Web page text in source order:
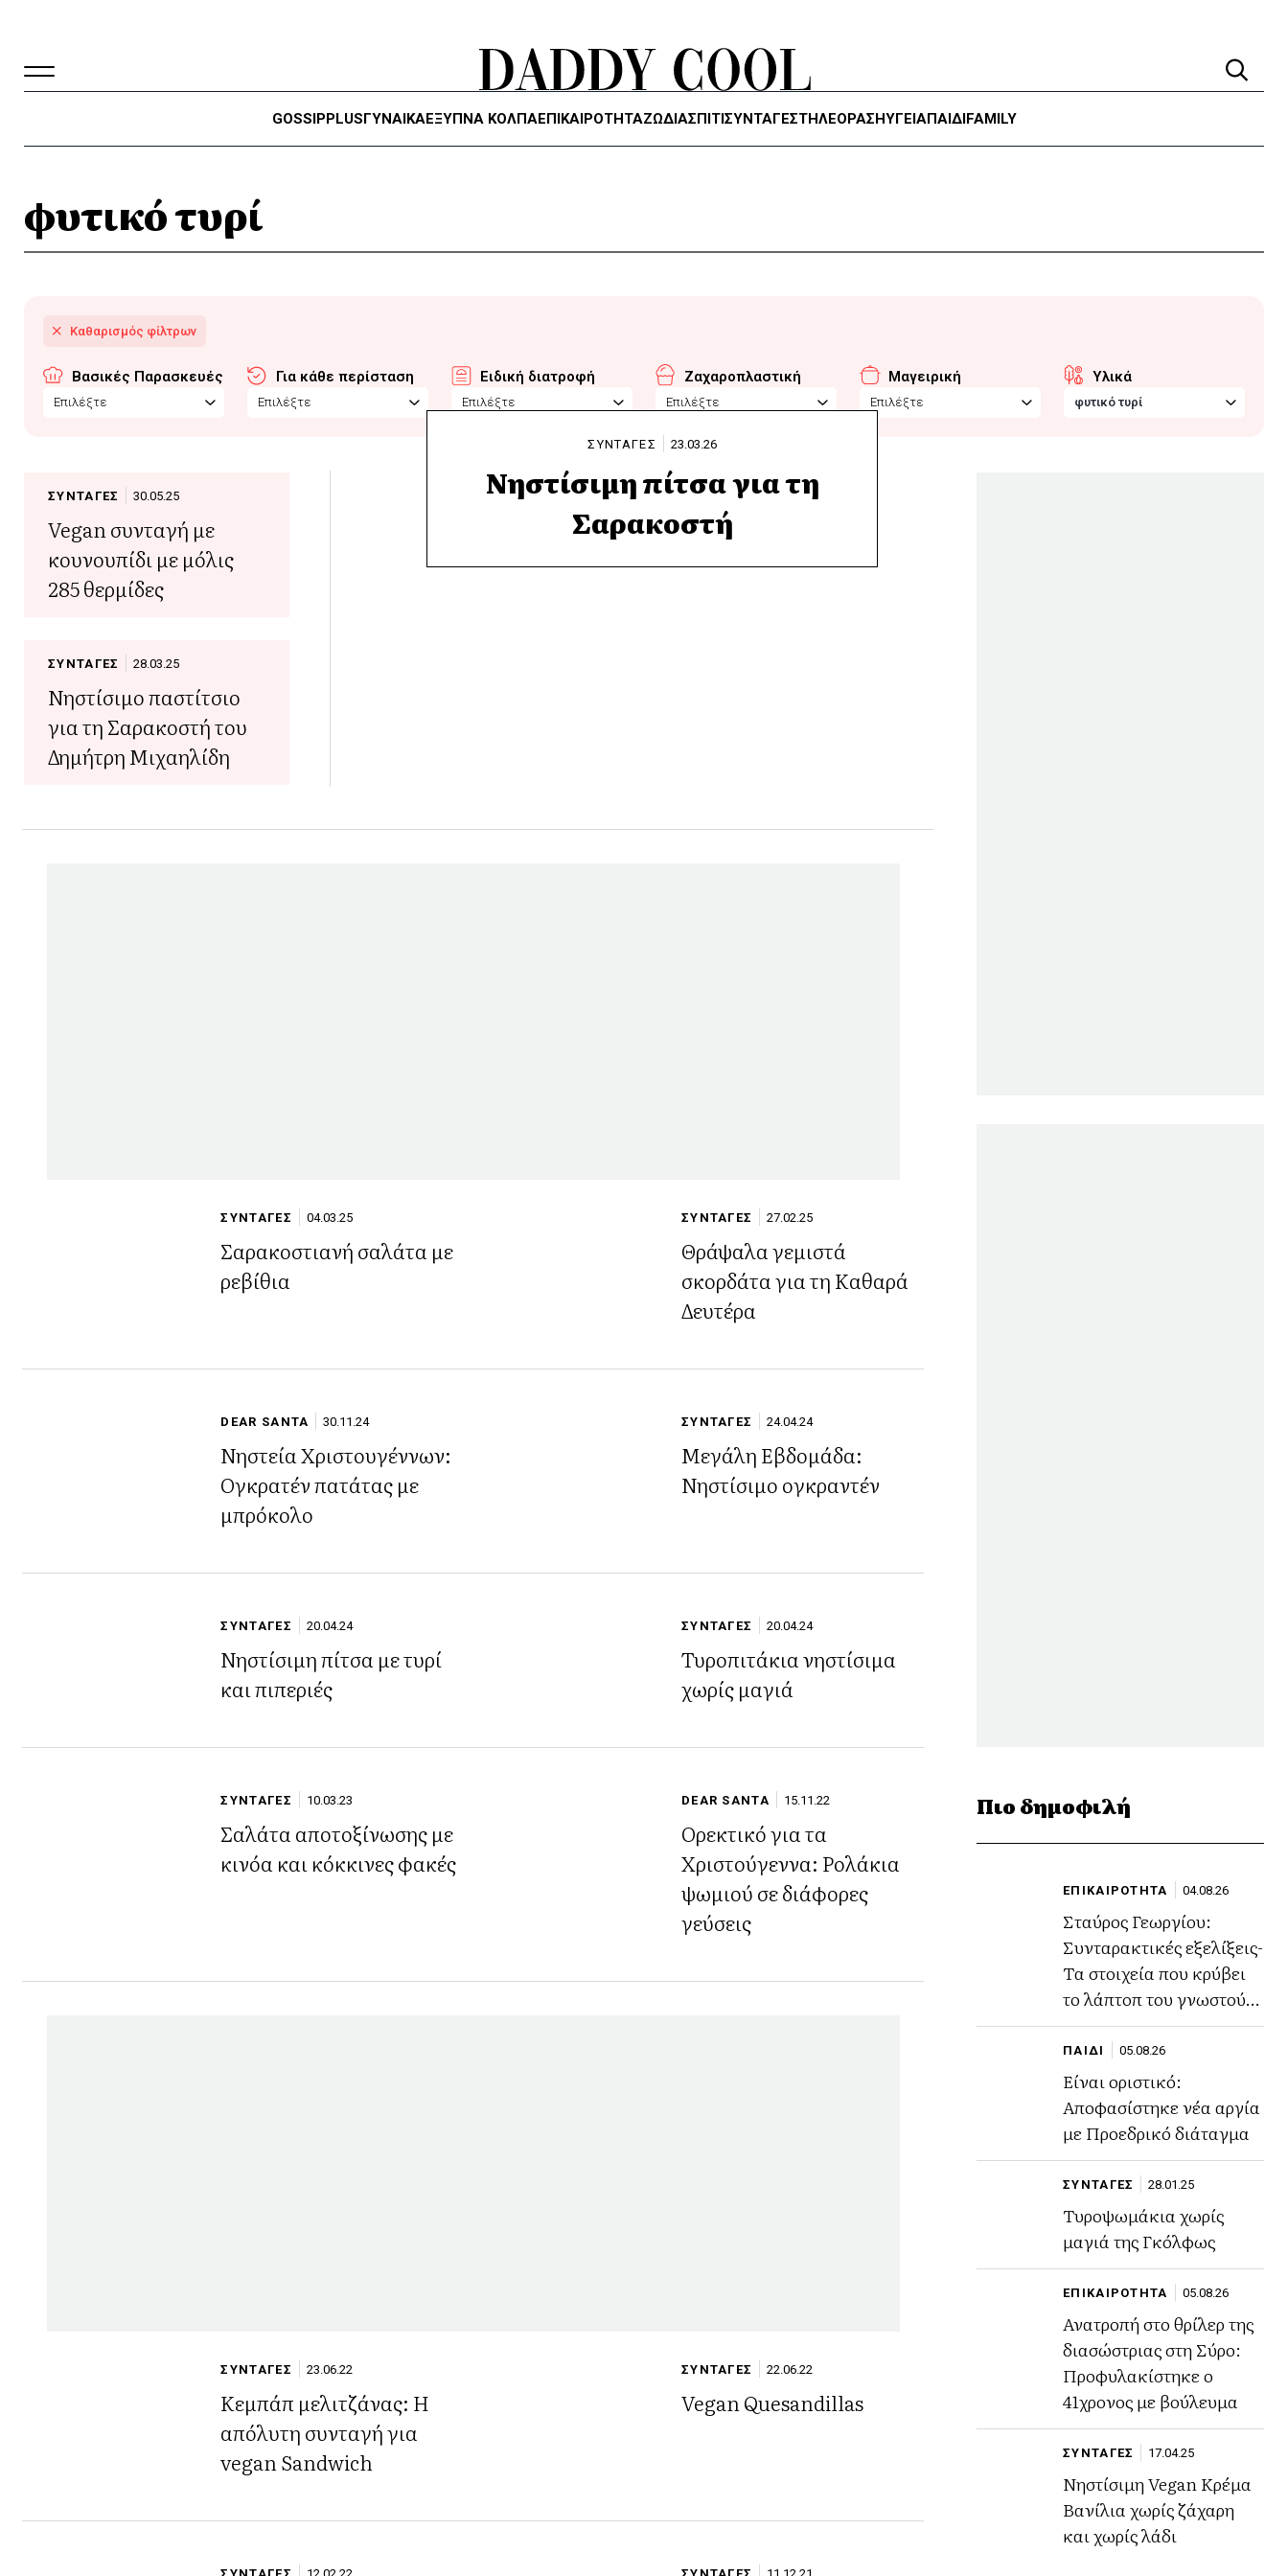
GOSSIPPLUSΓΥΝΑΙΚΑΈΞΥΠΝΑ ΚΌΛΠΑΕΠΙΚΑΙΡΟΤΗΤΑΖΏΔΙΑΣΠΙΤΙΣΥΝΤΑΓΕΣΤΗΛΕΌΡΑΣΗΥΓΕΊΑΠΑΙΔΙFAMILY
φυτικό τυρί
Βασικές Παρασκευές
Επιλέξτε
Για κάθε περίσταση
Επιλέξτε
Ειδική διατροφή
Επιλέξτε
Ζαχαροπλαστική
Επιλέξτε
Μαγειρική
Επιλέξτε
Υλικά
φυτικό τυρί
ΣΥΝΤΑΓΕΣ 23.03.26
Νηστίσιμη πίτσα για τη
Σαρακοστή
ΣΥΝΤΑΓΕΣ 30.05.25
Vegan συνταγή με
κουνουπίδι με μόλις
285 θερμίδες
ΣΥΝΤΑΓΕΣ 28.03.25
Νηστίσιμο παστίτσιο
για τη Σαρακοστή του
Δημήτρη Μιχαηλίδη
ΣΥΝΤΑΓΕΣ 04.03.25
Σαρακοστιανή σαλάτα με
ρεβίθια
ΣΥΝΤΑΓΕΣ 27.02.25
Θράψαλα γεμιστά
σκορδάτα για τη Καθαρά
Δευτέρα
DEAR SANTA 30.11.24
Νηστεία Χριστουγέννων:
Ογκρατέν πατάτας με
μπρόκολο
ΣΥΝΤΑΓΕΣ 24.04.24
Μεγάλη Εβδομάδα:
Νηστίσιμο ογκραντέν
ΣΥΝΤΑΓΕΣ 20.04.24
Νηστίσιμη πίτσα με τυρί
και πιπεριές
ΣΥΝΤΑΓΕΣ 20.04.24
Τυροπιτάκια νηστίσιμα
χωρίς μαγιά
ΣΥΝΤΑΓΕΣ 10.03.23
Σαλάτα αποτοξίνωσης με
κινόα και κόκκινες φακές
DEAR SANTA 15.11.22
Ορεκτικό για τα
Χριστούγεννα: Ρολάκια
ψωμιού σε διάφορες
γεύσεις
ΣΥΝΤΑΓΕΣ 23.06.22
Κεμπάπ μελιτζάνας: Η
απόλυτη συνταγή για
vegan Sandwich
ΣΥΝΤΑΓΕΣ 22.06.22
Vegan Quesandillas
ΣΥΝΤΑΓΕΣ 12.02.22 ΣΥΝΤΑΓΕΣ 11.12.21
Πιο δημοφιλή
ΕΠΙΚΑΙΡΟΤΗΤΑ 04.08.26
Σταύρος Γεωργίου:
Συνταρακτικές εξελίξεις-
Τα στοιχεία που κρύβει
το λάπτοπ του γνωστού
ποινικολόγου
ΠΑΙΔΙ 05.08.26
Είναι οριστικό:
Αποφασίστηκε νέα αργία
με Προεδρικό διάταγμα
ΣΥΝΤΑΓΕΣ 28.01.25
Τυροψωμάκια χωρίς
μαγιά της Γκόλφως
ΕΠΙΚΑΙΡΟΤΗΤΑ 05.08.26
Ανατροπή στο θρίλερ της
διασώστριας στη Σύρο:
Προφυλακίστηκε ο
41χρονος με βούλευμα
ΣΥΝΤΑΓΕΣ 17.04.25
Νηστίσιμη Vegan Κρέμα
Βανίλια χωρίς ζάχαρη
και χωρίς λάδι